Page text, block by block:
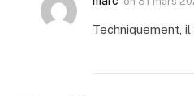
Techniquement,